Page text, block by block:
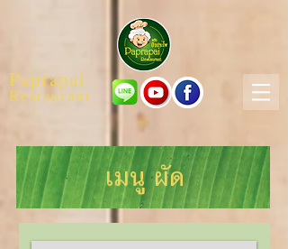
Paprapai
Restaurant
เมนู ผัด